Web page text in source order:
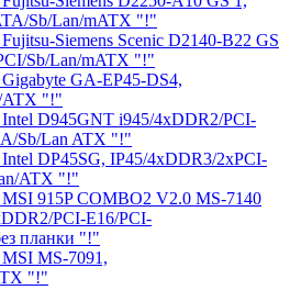
Sb/Lan/mATX "!"
Siemens Scenic D2140-B22 GS
Sb/Lan/mATX "!"
GA-EP45-DS4,
ATX "!"
Intel D945GNT i945/4xDDR2/PCI-
Sb/Lan ATX "!"
DP45SG, IP45/4xDDR3/2xPCI-
ATX "!"
915P COMBO2 V2.0 MS-7140
PCI-E16/PCI-
планки "!"
MS-7091,
"!"